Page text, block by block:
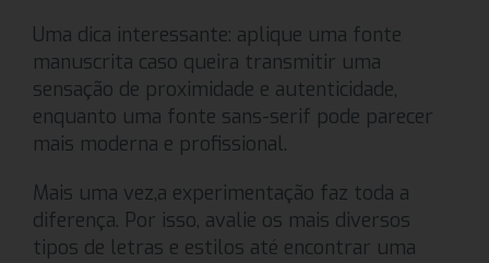
Uma dica interessante: aplique uma fonte
manuscrita caso queira transmitir uma
sensação de proximidade e autenticidade,
enquanto uma fonte sans-serif pode parecer
mais moderna e profissional.
Mais uma vez,a experimentação faz toda a
diferença. Por isso, avalie os mais diversos
tipos de letras e estilos até encontrar uma